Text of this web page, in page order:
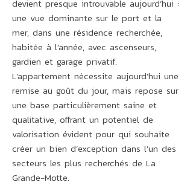
devient presque introuvable aujourd’hui :
une vue dominante sur le port et la
mer, dans une résidence recherchée,
habitée à l’année, avec ascenseurs,
gardien et garage privatif.
L’appartement nécessite aujourd’hui une
remise au goût du jour, mais repose sur
une base particulièrement saine et
qualitative, offrant un potentiel de
valorisation évident pour qui souhaite
créer un bien d’exception dans l’un des
secteurs les plus recherchés de La
Grande-Motte.